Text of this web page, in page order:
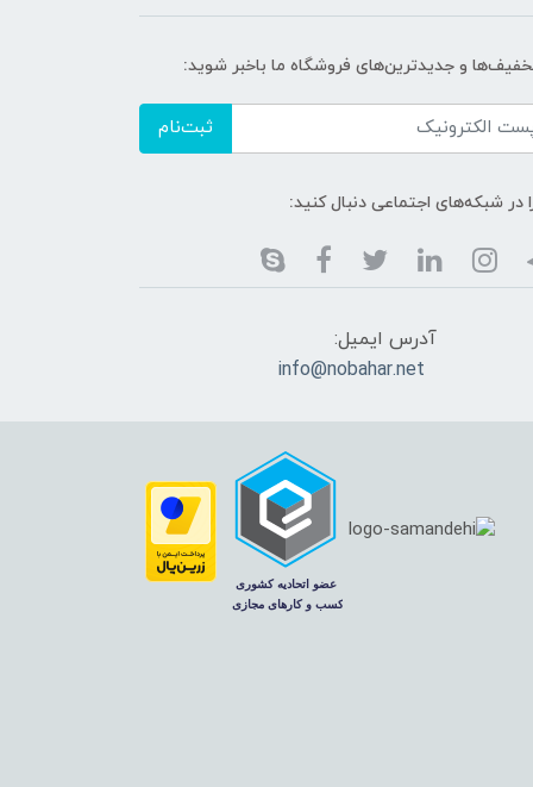
و جدیدترین‌های فروشگاه ما باخبر شوید:
ثبت‌نام
در شبکه‌های اجتماعی دنبال کنید:
آدرس ایمیل:
info@nobahar.net